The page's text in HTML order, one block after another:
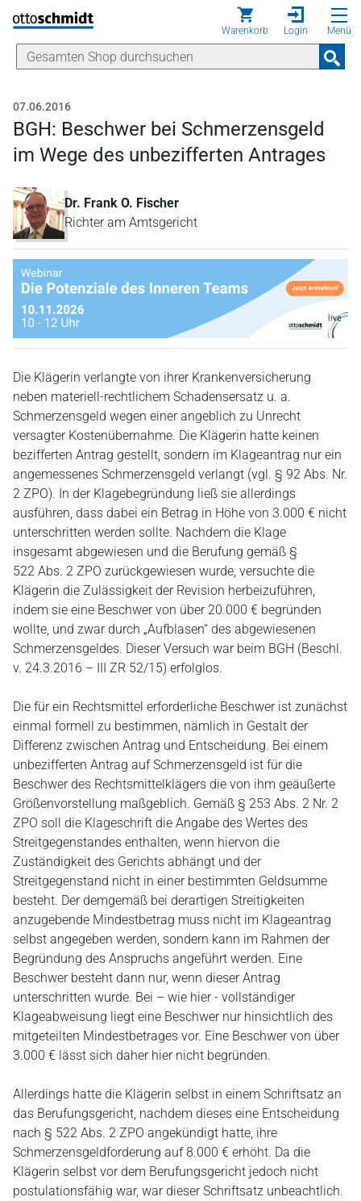
Direkt zum Inhalt
Warenkorb Login Menü
07.06.2016
BGH: Beschwer bei Schmerzensgeld
im Wege des unbezifferten Antrages
Dr. Frank O. Fischer
Richter am Amtsgericht
Die Klägerin verlangte von ihrer Krankenversicherung
neben materiell-rechtlichem Schadensersatz u. a.
Schmerzensgeld wegen einer angeblich zu Unrecht
versagter Kostenübernahme. Die Klägerin hatte keinen
bezifferten Antrag gestellt, sondern im Klageantrag nur ein
angemessenes Schmerzensgeld verlangt (vgl. § 92 Abs. Nr.
2 ZPO). In der Klagebegründung ließ sie allerdings
ausführen, dass dabei ein Betrag in Höhe von 3.000 € nicht
unterschritten werden sollte. Nachdem die Klage
insgesamt abgewiesen und die Berufung gemäß §
522 Abs. 2 ZPO zurückgewiesen wurde, versuchte die
Klägerin die Zulässigkeit der Revision herbeizuführen,
indem sie eine Beschwer von über 20.000 € begründen
wollte, und zwar durch „Aufblasen“ des abgewiesenen
Schmerzensgeldes. Dieser Versuch war beim BGH (Beschl.
v. 24.3.2016 – III ZR 52/15) erfolglos.
Die für ein Rechtsmittel erforderliche Beschwer ist zunächst
einmal formell zu bestimmen, nämlich in Gestalt der
Differenz zwischen Antrag und Entscheidung. Bei einem
unbezifferten Antrag auf Schmerzensgeld ist für die
Beschwer des Rechtsmittelklägers die von ihm geäußerte
Größenvorstellung maßgeblich. Gemäß § 253 Abs. 2 Nr. 2
ZPO soll die Klageschrift die Angabe des Wertes des
Streitgegenstandes enthalten, wenn hiervon die
Zuständigkeit des Gerichts abhängt und der
Streitgegenstand nicht in einer bestimmten Geldsumme
besteht. Der demgemäß bei derartigen Streitigkeiten
anzugebende Mindestbetrag muss nicht im Klageantrag
selbst angegeben werden, sondern kann im Rahmen der
Begründung des Anspruchs angeführt werden. Eine
Beschwer besteht dann nur, wenn dieser Antrag
unterschritten wurde. Bei – wie hier - vollständiger
Klageabweisung liegt eine Beschwer nur hinsichtlich des
mitgeteilten Mindestbetrages vor. Eine Beschwer von über
3.000 € lässt sich daher hier nicht begründen.
Allerdings hatte die Klägerin selbst in einem Schriftsatz an
das Berufungsgericht, nachdem dieses eine Entscheidung
nach § 522 Abs. 2 ZPO angekündigt hatte, ihre
Schmerzensgeldforderung auf 8.000 € erhöht. Da die
Klägerin selbst vor dem Berufungsgericht jedoch nicht
postulationsfähig war, war dieser Schriftsatz unbeachtlich.